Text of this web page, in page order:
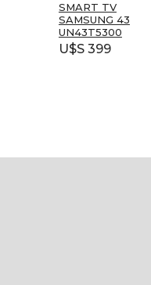
SMART TV
SAMSUNG 43
UN43T5300
U$S 399